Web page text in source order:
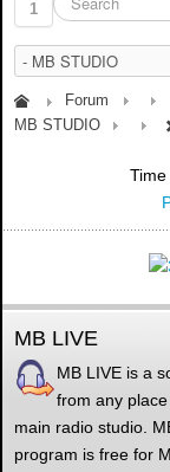
1
Forum
MB STUDIO
MB LIVE
MB LIVE is a
from any
main radio studio.
program is free for